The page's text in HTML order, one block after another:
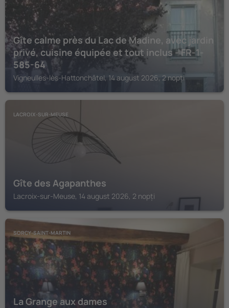
Gîte calme près du Lac de Madine, avec jardin
privé, cuisine équipée et tout inclus - FR-1-
585-64
Vigneulles-lès-Hattonchâtel, 14 august 2026, 2 nopți
LACROIX-SUR-MEUSE
Gîte des Agapanthes
Lacroix-sur-Meuse, 14 august 2026, 2 nopți
SORCY-SAINT-MARTIN
La Grange aux dames